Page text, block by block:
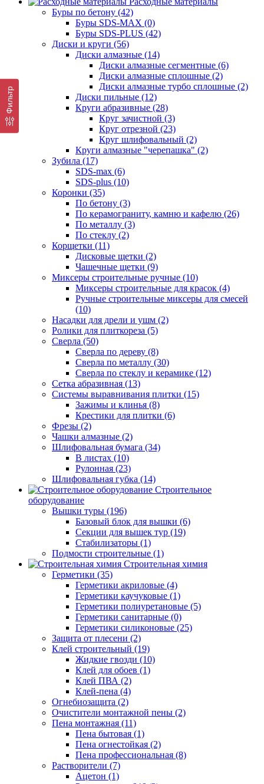
Буры по бетону (42)
Буры SDS-MAX (0)
Буры SDS-PLUS (42)
Диски и круги (56)
Диски алмазные (14)
Диски алмазные сегментные (6)
Диски алмазные сплошные (2)
Диски алмазные турбо сплошные (2)
Диски пильные (12)
Круги абразивные (28)
Круг зачистной (3)
Круг отрезной (23)
Круг шлифовальный (2)
Круги алмазные "черепашка" (2)
Зубила (17)
SDS-max (6)
SDS-plus (10)
Коронки (35)
По бетону (3)
По керамограниту, камню и кафелю (26)
По металлу (3)
По стеклу (2)
Корщетки (11)
Дисковые щетки (2)
Чашечные щетки (9)
Миксеры строительные ручные (10)
Миксеры строительные для красок (4)
Ручные строительные миксеры для смесей
(10)
Насадки для дрели и ушм (2)
Ролики для плиткореза (5)
Сверла (50)
Сверла по дереву (8)
Сверла по металлу (30)
Сверла по стеклу и керамике (12)
Сетка абразивная (13)
Системы выравнивания плитки (15)
Зажимы и клинья (8)
Крестики для плитки (6)
Фрезы (2)
Чашки алмазные (2)
Шлифовальная бумага (34)
В листах (10)
Рулонная (23)
Шлифовальная губка (14)
Строительное
оборудование
Вышки туры (196)
Базовый блок для вышки (6)
Секции для вышек тур (19)
Стабилизаторы (1)
Подмости строительные (1)
Строительная химия
Герметики (35)
Герметики акриловые (4)
Герметики каучуковые (1)
Герметики полиуретановые (5)
Герметики санитарные (0)
Герметики силиконовые (25)
Защита от плесени (2)
Клей строительный (19)
Жидкие гвозди (10)
Клей для обоев (1)
Клей ПВА (2)
Клей-пена (4)
Огнебиозащита (2)
Очистители монтажной пены (2)
Пена монтажная (11)
Пена бытовая (1)
Пена огнестойкая (2)
Пена профессиональная (8)
Растворители (7)
Ацетон (1)
Фильтр